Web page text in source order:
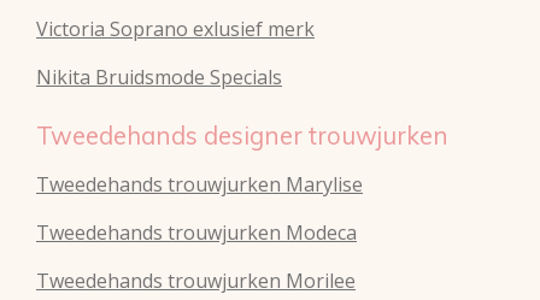
Victoria Soprano exlusief merk
Nikita Bruidsmode Specials
Tweedehands designer trouwjurken
Tweedehands trouwjurken Marylise
Tweedehands trouwjurken Modeca
Tweedehands trouwjurken Morilee